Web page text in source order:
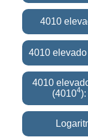
4010
4010
4010
(40104):